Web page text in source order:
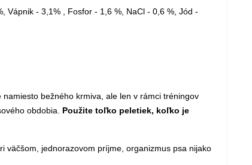
Vápnik - 3,1% , Fosfor - 1,6 %, NaCl - 0,6 %, Jód -
bežného krmiva, ale len v rámci tréningov
obdobia. Použite toľko peletiek, koľko je
väčšom, jednorazovom príjme, organizmus psa nijako